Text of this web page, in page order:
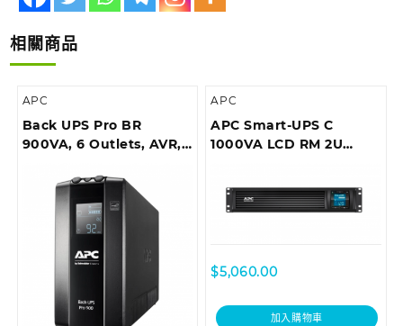
相關商品
APC
Back UPS Pro BR
900VA, 6 Outlets, AVR,
APC
APC Smart-UPS C
1000VA LCD RM 2U
add network card)
$5,060.00
加入購物車